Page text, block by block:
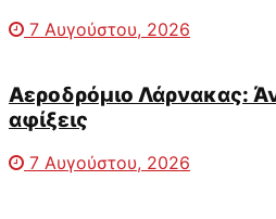
7 Αυγούστου, 2026
Αεροδρόμιο Λάρνακας:
αφίξεις
7 Αυγούστου, 2026